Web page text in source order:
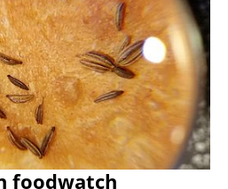
foodwatch